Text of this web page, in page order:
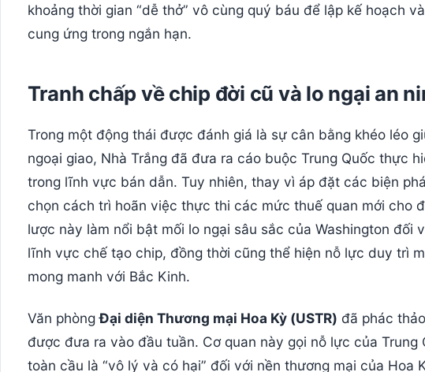
khoảng thời gian “dễ thở” vô cùng quý báu để lập kế hoạch
cung ứng trong ngắn hạn.
Tranh chấp về chip đời cũ và lo ngại an
Trong một động thái được đánh giá là sự cân bằng khéo léo
ngoại giao, Nhà Trắng đã đưa ra cáo buộc Trung Quốc thực
trong lĩnh vực bán dẫn. Tuy nhiên, thay vì áp đặt các biện
chọn cách trì hoãn việc thực thi các mức thuế quan mới cho
lược này làm nổi bật mối lo ngại sâu sắc của Washington đối
lĩnh vực chế tạo chip, đồng thời cũng thể hiện nỗ lực duy trì
mong manh với Bắc Kinh.
Văn phòngĐại diện Thương mại Hoa Kỳ (USTR) đã phác
được đưa ra vào đầu tuần. Cơ quan này gọi nỗ lực của
toàn cầu là “vô lý và có hại” đối với nền thương mại của